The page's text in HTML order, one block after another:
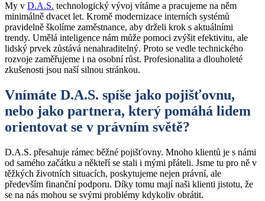
My v D.A.S. technologický vývoj vítáme a pracujeme na něm
minimálně dvacet let. Kromě modernizace interních systémů
pravidelně školíme zaměstnance, aby drželi krok s aktuálními
trendy. Umělá inteligence nám může pomoci zvýšit efektivitu, ale
lidský prvek zůstává nenahraditelný. Proto se vedle technického
rozvoje zaměřujeme i na osobní růst. Profesionalita a dlouholeté
zkušenosti jsou naší silnou stránkou.
Vnímáte D.A.S. spíše jako pojišťovnu,
nebo jako partnera, který pomáhá lidem
orientovat se v právním světě?
D.A.S. přesahuje rámec běžné pojišťovny. Mnoho klientů je s námi
od samého začátku a někteří se stali i mými přáteli. Jsme tu pro ně v
těžkých životních situacích, poskytujeme nejen právní, ale
především finanční podporu. Díky tomu mají naši klienti jistotu, že
se na nás mohou se svými problémy kdykoliv obrátit.